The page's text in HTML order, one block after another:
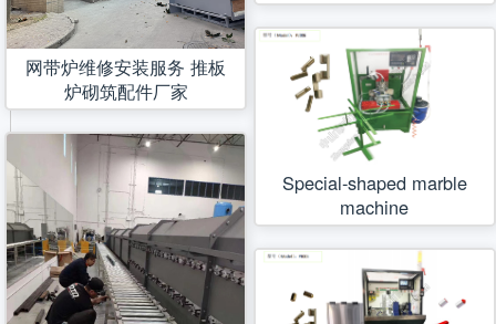
网带炉维修安装服务 推板
炉砌筑配件厂家
Special-shaped marble
machine